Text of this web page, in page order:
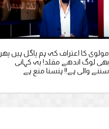
مولوی کا اعتراف کہ ہم پاگل ہیں پھر
بھی لوگ اندھے مقلد! یہ کہانی
سننے والی ہے!! ہنسنا منع ہے